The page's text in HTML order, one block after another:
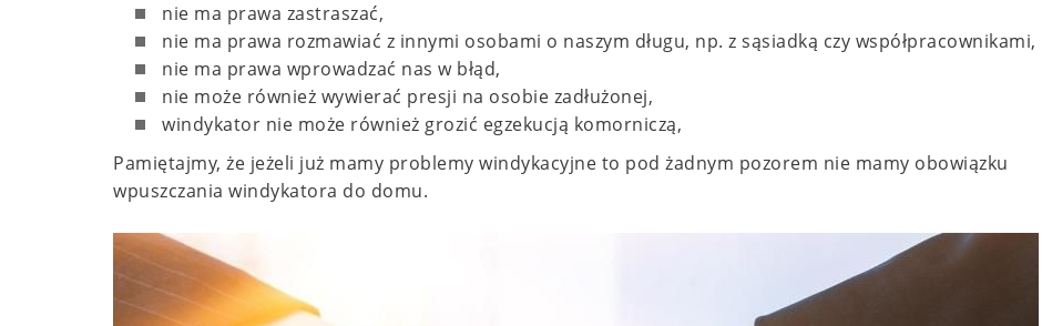
nie ma prawa zastraszać,
nie ma prawa rozmawiać z innymi osobami o naszym długu, np. z sąsiadką czy współpracownikami,
nie ma prawa wprowadzać nas w błąd,
nie może również wywierać presji na osobie zadłużonej,
windykator nie może również grozić egzekucją komorniczą,
Pamiętajmy, że jeżeli już mamy problemy windykacyjne to pod żadnym pozorem nie mamy obowiązku
wpuszczania windykatora do domu.